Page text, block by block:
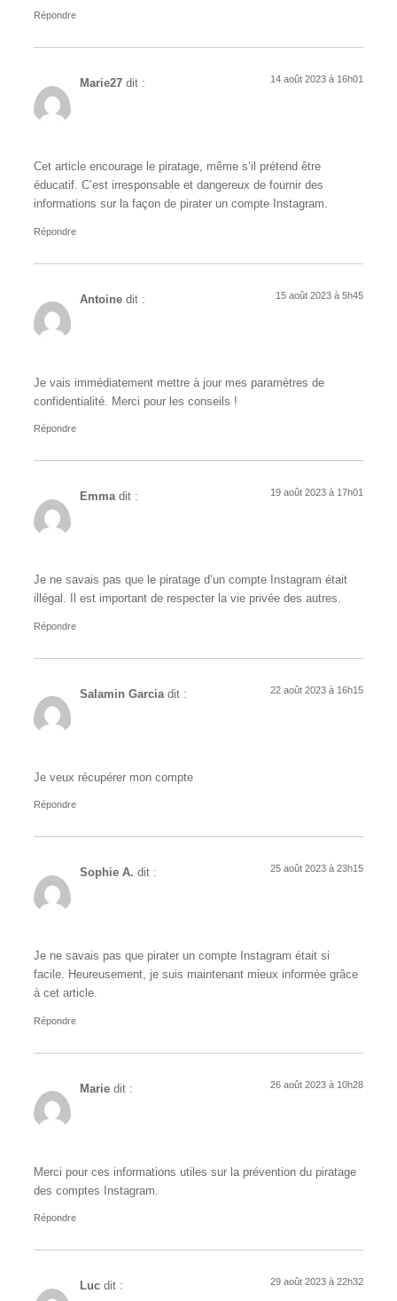
Répondre
Marie27 dit : 14 août 2023 à 16h01
Cet article encourage le piratage, même s’il prétend être
éducatif. C’est irresponsable et dangereux de fournir des
informations sur la façon de pirater un compte Instagram.
Répondre
Antoine dit : 15 août 2023 à 5h45
Je vais immédiatement mettre à jour mes paramètres de
confidentialité. Merci pour les conseils !
Répondre
Emma dit : 19 août 2023 à 17h01
Je ne savais pas que le piratage d’un compte Instagram était
illégal. Il est important de respecter la vie privée des autres.
Répondre
Salamin Garcia dit : 22 août 2023 à 16h15
Je veux récupérer mon compte
Répondre
Sophie A. dit : 25 août 2023 à 23h15
Je ne savais pas que pirater un compte Instagram était si
facile. Heureusement, je suis maintenant mieux informée grâce
à cet article.
Répondre
Marie dit : 26 août 2023 à 10h28
Merci pour ces informations utiles sur la prévention du piratage
des comptes Instagram.
Répondre
Luc dit : 29 août 2023 à 22h32